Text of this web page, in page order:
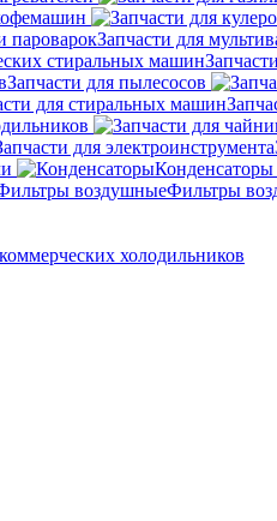
Запчасти для
Запчасти для пылесосов
Конденсаторы
Фильтры
холодильников